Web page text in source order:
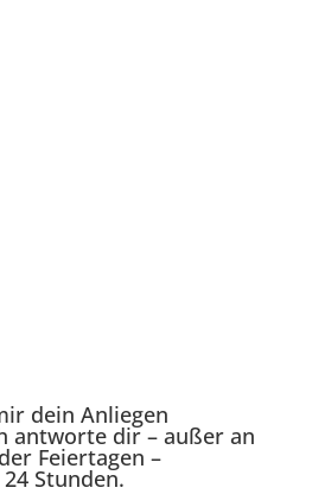
dein Anliegen
antworte dir – außer an
Feiertagen –
Stunden.